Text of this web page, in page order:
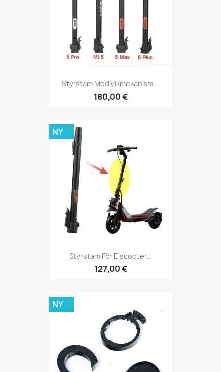
Styrstam Med Vikmekanism...
180,00 €
Styrstam För Elscooter...
127,00 €
NY
NY